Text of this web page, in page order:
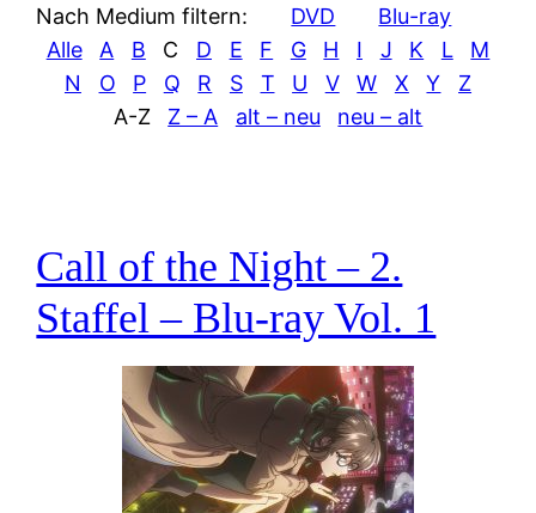
Nach Medium filtern: DVD
Blu-ray
Alle
A B C D E F G H I J K L
M
N
O P Q R S T U V W X Y
Z
A-Z
Z – A alt – neu neu – alt
Call of the Night – 2.
Staffel – Blu-ray Vol. 1